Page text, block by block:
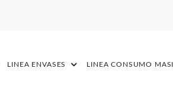
LINEA ENVASES LINEA CONSUMO